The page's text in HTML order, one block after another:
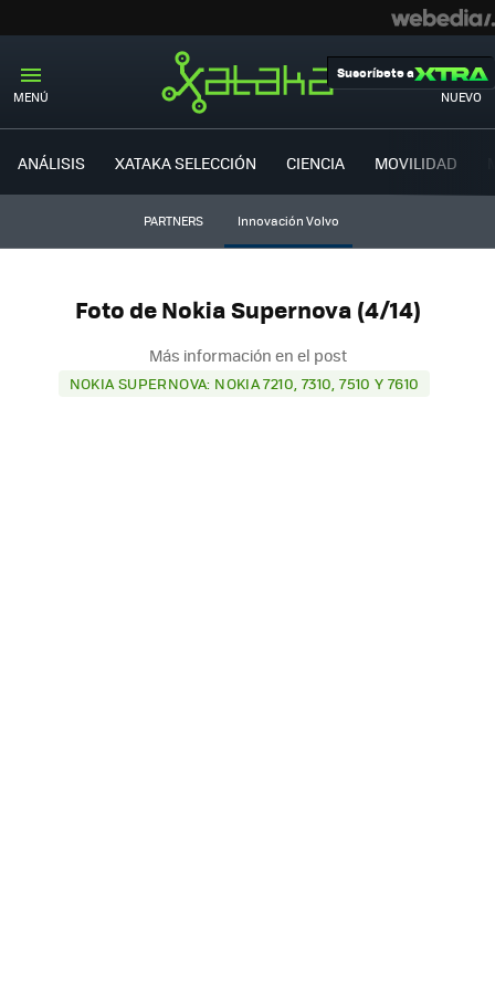
MENÚ NUEVO
Suscríbete a
ANÁLISIS XATAKA SELECCIÓN CIENCIA MOVILIDAD
PARTNERS Innovación Volvo
Foto de Nokia Supernova (4/14)
Más información en el post
NOKIA SUPERNOVA: NOKIA 7210, 7310, 7510 Y 7610